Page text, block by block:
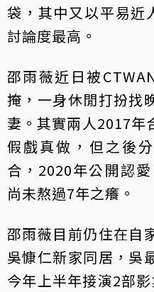
袋，其中又以平易近
討論度最高。
邵雨薇近日被
掩，一身休閒打扮找
妻。其實兩人2017年
假戲真做，但之後
合，2020年公開認
尚未熬過7年之癢。
邵雨薇目前仍住在自
吳慷仁新家同居，吳
今年上半年接演2部